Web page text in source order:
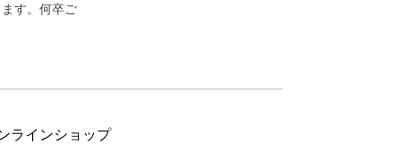
す。何卒ご
ラインショップ